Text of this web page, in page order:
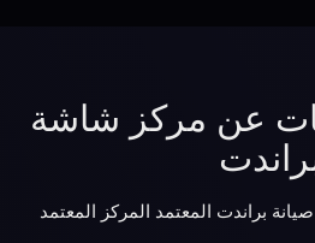
عن مركز شاشة
براندت المعتمد المركز المعتمد